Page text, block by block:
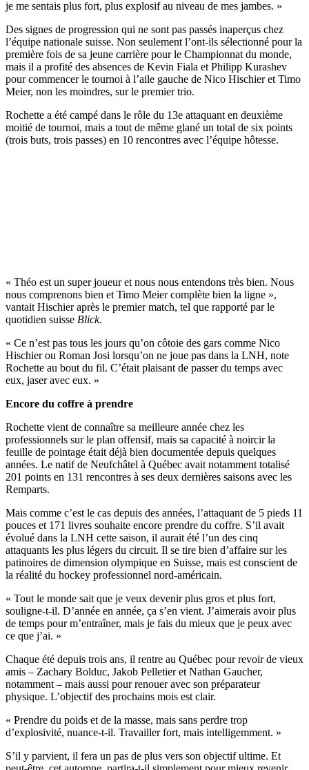
je me sentais plus fort, plus explosif au niveau de mes jambes. »
Des signes de progression qui ne sont pas passés inaperçus chez
l’équipe nationale suisse. Non seulement l’ont-ils sélectionné pour la
première fois de sa jeune carrière pour le Championnat du monde,
mais il a profité des absences de Kevin Fiala et Philipp Kurashev
pour commencer le tournoi à l’aile gauche de Nico Hischier et Timo
Meier, non les moindres, sur le premier trio.
Rochette a été campé dans le rôle du 13e attaquant en deuxième
moitié de tournoi, mais a tout de même glané un total de six points
(trois buts, trois passes) en 10 rencontres avec l’équipe hôtesse.
« Théo est un super joueur et nous nous entendons très bien. Nous
nous comprenons bien et Timo Meier complète bien la ligne »,
vantait Hischier après le premier match, tel que rapporté par le
quotidien suisse Blick.
« Ce n’est pas tous les jours qu’on côtoie des gars comme Nico
Hischier ou Roman Josi lorsqu’on ne joue pas dans la LNH, note
Rochette au bout du fil. C’était plaisant de passer du temps avec
eux, jaser avec eux. »
Encore du coffre à prendre
Rochette vient de connaître sa meilleure année chez les
professionnels sur le plan offensif, mais sa capacité à noircir la
feuille de pointage était déjà bien documentée depuis quelques
années. Le natif de Neufchâtel à Québec avait notamment totalisé
201 points en 131 rencontres à ses deux dernières saisons avec les
Remparts.
Mais comme c’est le cas depuis des années, l’attaquant de 5 pieds 11
pouces et 171 livres souhaite encore prendre du coffre. S’il avait
évolué dans la LNH cette saison, il aurait été l’un des cinq
attaquants les plus légers du circuit. Il se tire bien d’affaire sur les
patinoires de dimension olympique en Suisse, mais est conscient de
la réalité du hockey professionnel nord-américain.
« Tout le monde sait que je veux devenir plus gros et plus fort,
souligne-t-il. D’année en année, ça s’en vient. J’aimerais avoir plus
de temps pour m’entraîner, mais je fais du mieux que je peux avec
ce que j’ai. »
Chaque été depuis trois ans, il rentre au Québec pour revoir de vieux
amis – Zachary Bolduc, Jakob Pelletier et Nathan Gaucher,
notamment – mais aussi pour renouer avec son préparateur
physique. L’objectif des prochains mois est clair.
« Prendre du poids et de la masse, mais sans perdre trop
d’explosivité, nuance-t-il. Travailler fort, mais intelligemment. »
S’il y parvient, il fera un pas de plus vers son objectif ultime. Et